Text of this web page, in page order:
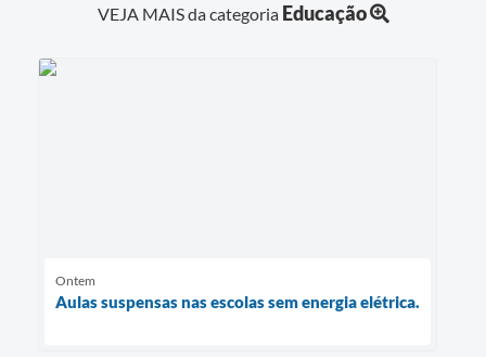
VEJA MAIS da categoria Educação
Ontem
Aulas suspensas nas escolas sem energia elétrica.